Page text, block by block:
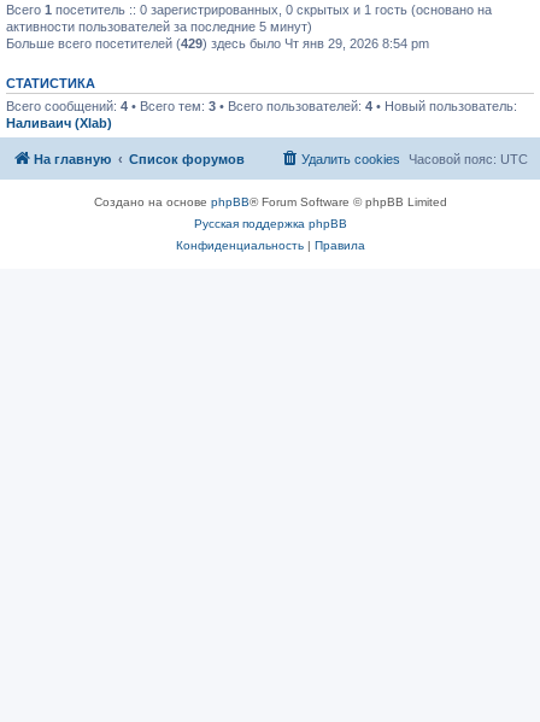
Всего 1 посетитель :: 0 зарегистрированных, 0 скрытых и 1 гость (основано на
активности пользователей за последние 5 минут)
Больше всего посетителей (429) здесь было Чт янв 29, 2026 8:54 pm
СТАТИСТИКА
Всего сообщений: 4 • Всего тем: 3 • Всего пользователей: 4 • Новый пользователь:
Наливаич (Xlab)
На главную Список форумов Часовой пояс: UTC
Удалить cookies
Создано на основе phpBB® Forum Software © phpBB Limited
Русская поддержка phpBB
Конфиденциальность| Правила